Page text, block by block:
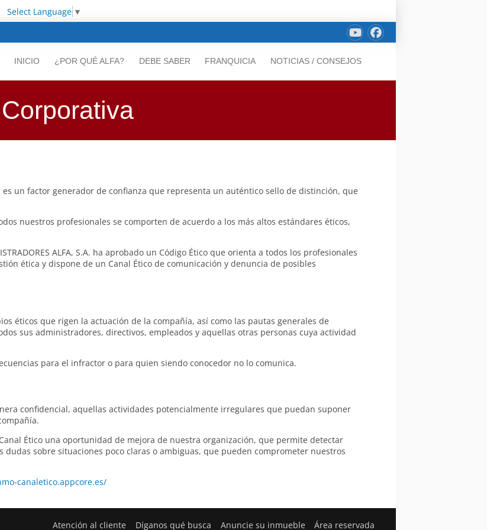
Select Language ▼
INICIO ¿POR QUÉ ALFA? DEBE SABER FRANQUICIA NOTICIAS / CONSEJOS
un factor generador de confianza que representa un auténtico sello de distinción, que
nuestros profesionales se comporten de acuerdo a los más altos estándares éticos,
ALFA, S.A. ha aprobado un Código Ético que orienta a todos los profesionales
ética y dispone de un Canal Ético de comunicación y denuncia de posibles
éticos que rigen la actuación de la compañía, así como las pautas generales de
sus administradores, directivos, empleados y aquellas otras personas cuya actividad
para el infractor o para quien siendo conocedor no lo comunica.
confidencial, aquellas actividades potencialmente irregulares que puedan suponer
Canal Ético una oportunidad de mejora de nuestra organización, que permite detectar
sobre situaciones poco claras o ambiguas, que pueden comprometer nuestros
canaletico.appcore.es/
Atención al cliente Díganos qué busca Anuncie su inmueble Área reservada